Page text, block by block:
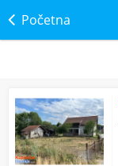
Početna